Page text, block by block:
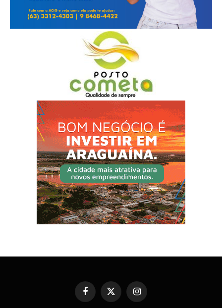
Facebook
X
Instagram